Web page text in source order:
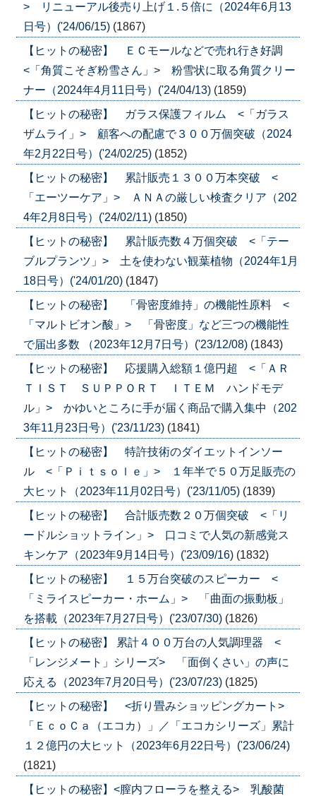
> リニューアル後売り上げ１.５倍に（2024年6月13
日号）('24/06/15) (1867)
【ヒットの秘密】 ＥＣモールなどで売れ行き好調
<「角質こそぎ粉雪さん」> 粉雪状に取る角質クリー
ナー（2024年4月11日号）('24/04/13) (1859)
【ヒットの秘密】 ガラス保護フィルム <「ガラス
ザムライ」> 顧客への配慮で３００万個突破（2024
年2月22日号）('24/02/25) (1852)
【ヒットの秘密】 累計販売１３００万本突破 <
「エーツーケア」> ＡＮＡの厳しい検査クリア（202
4年2月8日号）('24/02/11) (1850)
【ヒットの秘密】 累計販売数４万個突破 <「テー
ブルプランツ」> 土を使わない観葉植物（2024年1月
18日号）('24/01/20) (1847)
【ヒットの秘密】 「骨密度維持」の機能性原料 <
「マルトビオン酸」> 「骨密度」など三つの機能性
で届出多数 （2023年12月7日号）('23/12/08) (1843)
【ヒットの秘密】 応援購入総額１億円超 <「ＡＲ
ＴＩＳＴ ＳＵＰＰＯＲＴ ＩＴＥＭ ハンドモデ
ル」> かゆいところに手が届く商品で購入集中（202
3年11月23日号）('23/11/23) (1841)
【ヒットの秘密】 特許技術のダイエットインソー
ル <「Ｐｉｔｓｏｌｅ」> １年半で５０万足販売の
大ヒット（2023年11月02日号）('23/11/05) (1839)
【ヒットの秘密】 合計販売数２０万個突破 <「リ
ードルショットライン」> 口コミで人気の新感覚ス
キンケア（2023年9月14日号）('23/09/16) (1832)
【ヒットの秘密】 １５万台突破のスピーカー <
「ミライスピーカー・ホーム」> 「曲面の振動板」
を搭載（2023年7月27日号）('23/07/30) (1826)
【ヒットの秘密】 累計４００万台の人気調理器 <
「レンジメート」シリーズ> 「面倒くさい」の声に
応える（2023年7月20日号）('23/07/23) (1825)
【ヒットの秘密】 <折り畳みショッピングカート>
「ＥｃｏＣａ（エコカ）」／「エコカシリーズ」累計
１２億円の大ヒット（2023年6月22日号）('23/06/24)
(1821)
【ヒットの秘密】<膣内フローラを整える> 乳酸菌